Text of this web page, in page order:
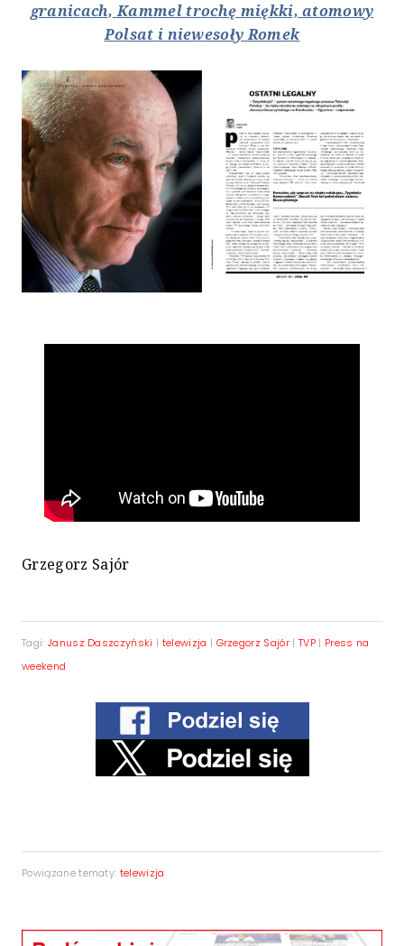
granicach, Kammel trochę miękki, atomowy
Polsat i niewesoły Romek
Grzegorz Sajór
Tagi: Janusz Daszczyński | telewizja | Grzegorz Sajór | TVP| Press na
weekend
Powiązane tematy: telewizja